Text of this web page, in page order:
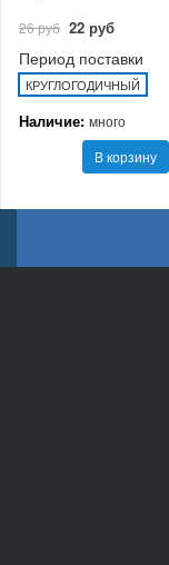
26 руб 22 руб
Период поставки
КРУГЛОГОДИЧНЫЙ
Наличие: много
В корзину